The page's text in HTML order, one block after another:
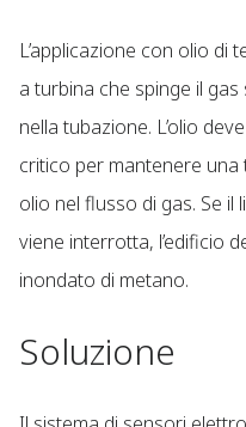
​L’applicazione con olio
a turbina che spinge il
nella tubazione. L’olio
critico per mantenere
olio nel flusso di gas. Se
viene interrotta, l’edificio
inondato di metano.
Soluzione